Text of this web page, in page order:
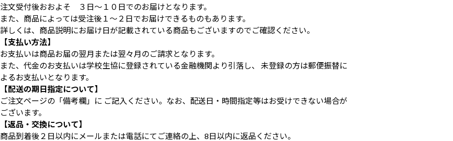
注文受付後おおよそ ３日～１０日でのお届けとなります。
また、商品によっては受注後１～２日でお届けできるものもあります。
詳しくは、商品説明にお届け日が記載されている商品もございますのでご確認ください。
【支払い方法】
お支払いは商品お届の翌月または翌々月のご請求となります。
また、代金のお支払いは学校生協に登録されている金融機関より引落し、 未登録の方は郵便振替に
よるお支払いとなります。
【配送の期日指定について】
ご注文ページの「備考欄」に ご記入ください。なお、配送日・時間指定等はお受けできない場合が
ございます。
【返品・交換について】
商品到着後２日以内にメールまたは電話にてご連絡の上、8日以内に返品ください。